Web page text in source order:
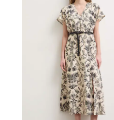
Halter výstřihs
na ramínkách ,
Praktickézapínání na
Boční rozparky dole
Rostlinný vzor, který